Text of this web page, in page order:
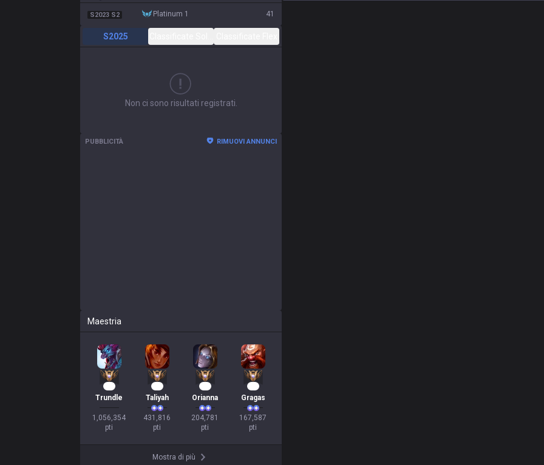
S2023 S2 platinum 1 41
S2025
Non ci sono risultati registrati.
PUBBLICITÀ RIMUOVI ANNUNCI
Maestria
Trundle
1,056,354
pti
Taliyah
431,816
pti
Orianna
204,781
pti
Gragas
167,587
pti
Mostra di più